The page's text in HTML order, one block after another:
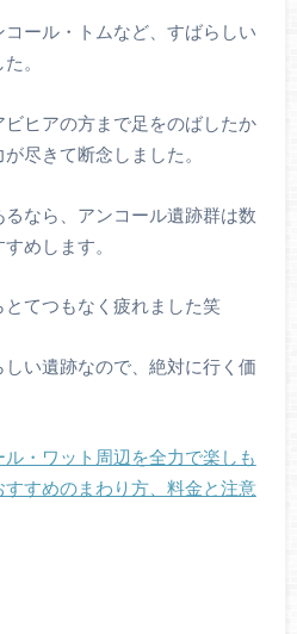
ール・トムなど、すばらしい
。
ヒアの方まで足をのばしたか
尽きて断念しました。
なら、アンコール遺跡群は数
めします。
てつもなく疲れました笑
い遺跡なので、絶対に行く価
ル・ワット周辺を全力で楽しも
すめのまわり方、料金と注意